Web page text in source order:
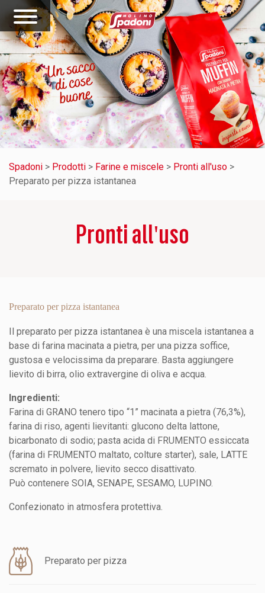
Spadoni > Prodotti > Farine e miscele > Pronti all'uso >
Preparato per pizza istantanea
Pronti all'uso
Preparato per pizza istantanea
Il preparato per pizza istantanea è una miscela istantanea a
base di farina macinata a pietra, per una pizza soffice,
gustosa e velocissima da preparare. Basta aggiungere
lievito di birra, olio extravergine di oliva e acqua.
Ingredienti:
Farina di GRANO tenero tipo “1” macinata a pietra (76,3%),
farina di riso, agenti lievitanti: glucono delta lattone,
bicarbonato di sodio; pasta acida di FRUMENTO essiccata
(farina di FRUMENTO maltato, colture starter), sale, LATTE
scremato in polvere, lievito secco disattivato.
Può contenere SOIA, SENAPE, SESAMO, LUPINO.
Confezionato in atmosfera protettiva.
Preparato per pizza